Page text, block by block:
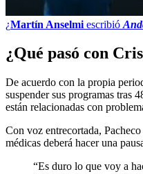
¿Martín Anselmi escribió
¿Qué pasó con
De acuerdo con la propia
suspender sus programas tras
están relacionadas con
Con voz entrecortada,
médicas deberá hacer una
“Es duro lo que voy a